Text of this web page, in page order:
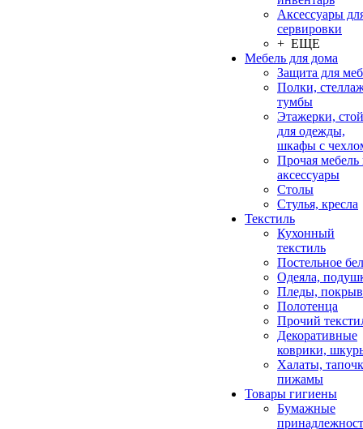
Аксессуары
сервировки
+ ЕЩЕ
Мебель для дома
Защита для
Полки,
тумбы
Этажерки,
для одежды,
шкафы с
Прочая мебель
аксессуары
Столы
Стулья, кресла
Текстиль
Кухонный
текстиль
Постельное
Одеяла,
Пледы,
Полотенца
Прочий
Декоративные
коврики,
Халаты,
пижамы
Товары гигиены
Бумажные